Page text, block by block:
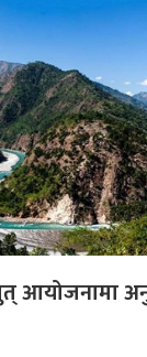
आयोजनामा